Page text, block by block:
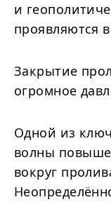
и
проявляются
Закрытие
огромное
Одной из
волны
вокруг